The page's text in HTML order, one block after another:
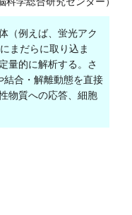
（例えば、蛍光アク
まだらに取り込ま
量的に解析する。さ
結合・解離動態を直接
物質への応答、細胞